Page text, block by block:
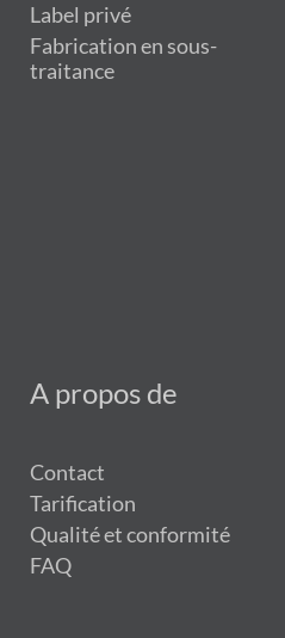
Label privé
Fabrication en sous-
traitance
A propos de
Contact
Tarification
Qualité et conformité
FAQ